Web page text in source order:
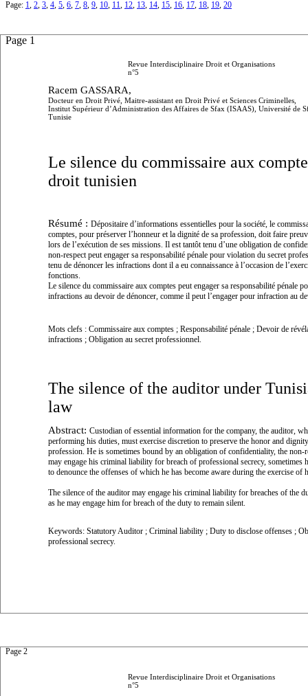
Page 1
Revue Interdisciplinaire Droit et Organisations
n°5
Racem GASSARA,
Docteur en Droit Privé, Maitre-assistant en Droit Privé et Sciences Criminelles,
Institut Supérieur d’Administration des Affaires de Sfax (ISAAS), Université de
Tunisie
Le silence du commissaire aux
droit tunisien
Résumé : Dépositaire d’informations essentielles pour la société, le
comptes, pour préserver l’honneur et la dignité de sa profession, doit faire
lors de l’exécution de ses missions. Il est tantôt tenu d’une obligation de
non-respect peut engager sa responsabilité pénale pour violation du secret
tenu de dénoncer les infractions dont il a eu connaissance à l’occasion de
fonctions.
Le silence du commissaire aux comptes peut engager sa responsabilité pénale
infractions au devoir de dénoncer, comme il peut l’engager pour infraction au
Mots clefs : Commissaire aux comptes ; Responsabilité pénale ; Devoir de
infractions ; Obligation au secret professionnel.
The silence of the auditor under
law
Abstract: Custodian of essential information for the company, the auditor,
performing his duties, must exercise discretion to preserve the honor and
profession. He is sometimes bound by an obligation of confidentiality, the non-
may engage his criminal liability for breach of professional secrecy, sometimes
to denounce the offenses of which he has become aware during the exercise of
The silence of the auditor may engage his criminal liability for breaches of the
as he may engage him for breach of the duty to remain silent.
Keywords: Statutory Auditor ; Criminal liability ; Duty to disclose offenses ;
professional secrecy.
Page 2
Revue Interdisciplinaire Droit et Organisations
n°5
Page: 1, 2, 3, 4, 5, 6, 7, 8, 9, 10, 11, 12, 13, 14, 15, 16, 17, 18, 19, 20